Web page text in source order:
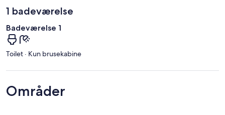
1 badeværelse
Badeværelse 1
Toilet · Kun brusekabine
Områder